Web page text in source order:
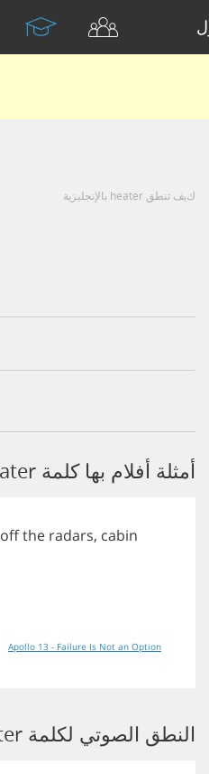
كيف تنطق heater بالإنجليزية
أمثلة أفلام بها كلمة Heater
offthe radars, cabin
Apollo 13 - Failure Is Not an Option
النطق الصوتي لكلمة Heater